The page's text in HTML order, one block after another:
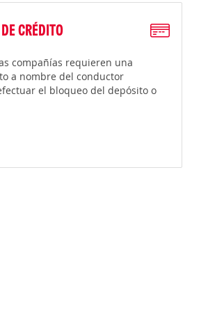
CRÉDITO
compañías requieren una
a nombre del conductor
el bloqueo del depósito o